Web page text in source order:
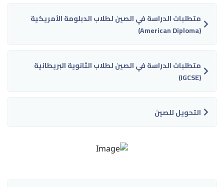
متطلبات الدراسة في الصين لطلاب الدبلومة الأمريكية
(American Diploma)
متطلبات الدراسة في الصين لطلاب الثانوية البريطانية
(IGCSE)
التحويل للصين